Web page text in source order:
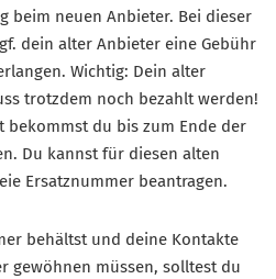
beim neuen Anbieter. Bei dieser
dein alter Anbieter eine Gebühr
Wichtig: Dein alter
trotzdem noch bezahlt werden!
du bis zum Ende der
Du kannst für diesen alten
Ersatznummer beantragen.
behältst und deine Kontakte
gewöhnen müssen, solltest du